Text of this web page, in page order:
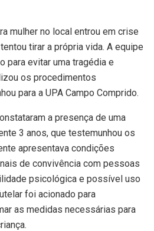
mulher no local entrou em crise
tirar a própria vida. A equipe
para evitar uma tragédia e
os procedimentos
para a UPA Campo Comprido.
a presença de uma
3 anos, que testemunhou os
apresentava condições
de convivência com pessoas
psicológica e possível uso
foi acionado para
as medidas necessárias para